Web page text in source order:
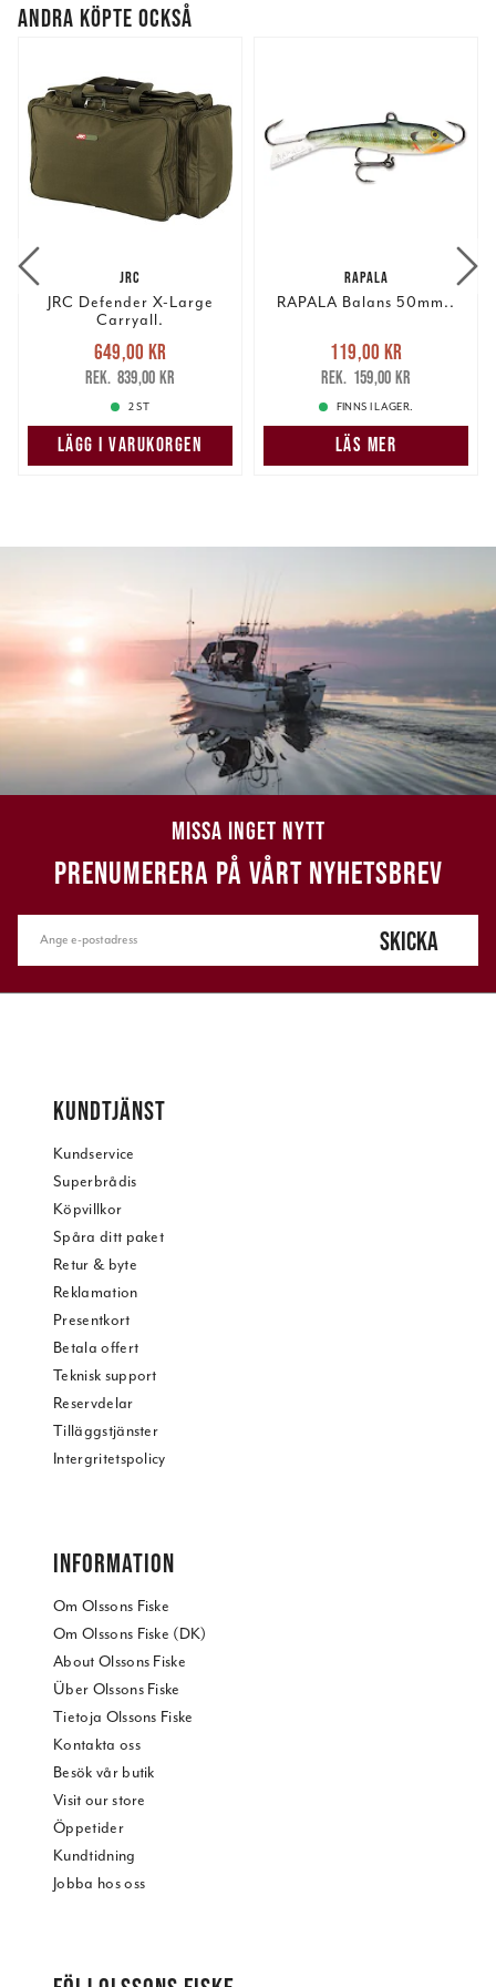
ANDRA KÖPTE OCKSÅ
JRC
JRC Defender X-Large
Carryall.
Nuvarande pris
649,00 krTidigare pris
839,00 kr
649,00 kr
839,00 kr
2 ST
LÄGG I VARUKORGEN
RAPALA
RAPALA Balans 50mm..
Nuvarande pris
119,00 krTidigare pris
159,00 kr
119,00 kr
159,00 kr
FINNS I LAGER.
LÄS MER
MISSA INGET NYTT
PRENUMERERA PÅ VÅRT NYHETSBREV
SKICKA
KUNDTJÄNST
Kundservice
Superbrådis
Köpvillkor
Spåra ditt paket
Retur & byte
Reklamation
Presentkort
Betala offert
Teknisk support
Reservdelar
Tilläggstjänster
Intergritetspolicy
INFORMATION
Om Olssons Fiske
Om Olssons Fiske (DK)
About Olssons Fiske
Über Olssons Fiske
Tietoja Olssons Fiske
Kontakta oss
Besök vår butik
Visit our store
Öppetider
Kundtidning
Jobba hos oss